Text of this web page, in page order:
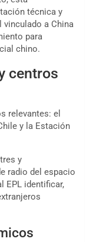
técnica y
vinculado a China
para
chino.
centros
relevantes: el
y la Estación
y
radio del espacio
EPL identificar,